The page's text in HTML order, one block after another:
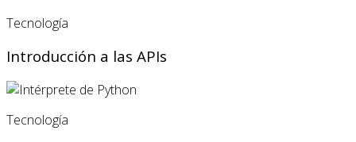
Tecnología
Introducción a las APIs
Tecnología